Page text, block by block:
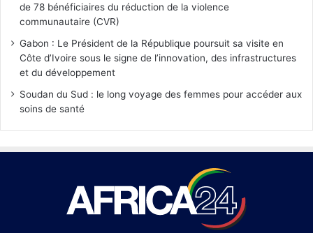
de 78 bénéficiaires du réduction de la violence
communautaire (CVR)
Gabon : Le Président de la République poursuit sa visite en
Côte d’Ivoire sous le signe de l’innovation, des infrastructures
et du développement
Soudan du Sud : le long voyage des femmes pour accéder aux
soins de santé